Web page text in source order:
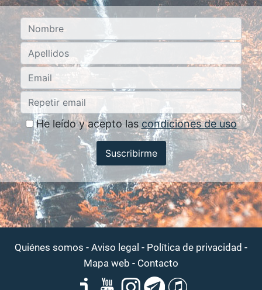
He leído y acepto las condiciones de uso
Suscribirme
Quiénes somos - Aviso legal - Política de privacidad -
Mapa web - Contacto